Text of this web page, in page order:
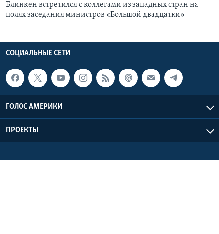
Блинкен встретился с коллегами из западных стран на
полях заседания министров «Большой двадцатки»
СОЦИАЛЬНЫЕ СЕТИ
ГОЛОС АМЕРИКИ
ПРОЕКТЫ